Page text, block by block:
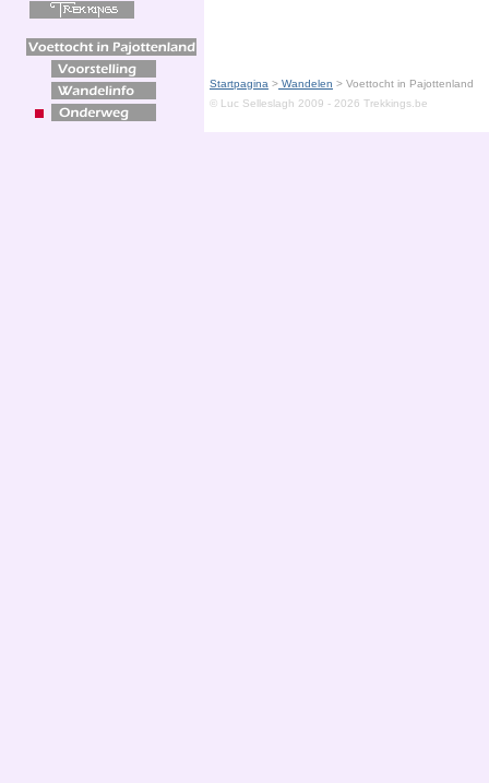
© Luc Selleslagh 2009 - 2026 Trekkings.be
Startpagina > Wandelen > Voettocht in Pajottenland